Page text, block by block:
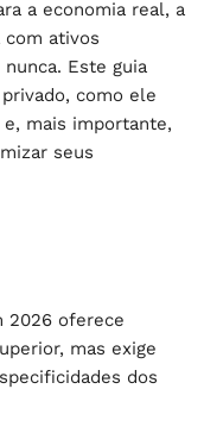
a economia real, a
com ativos
Este guia
como ele
mais importante,
seus
2026 oferece
mas exige
dos